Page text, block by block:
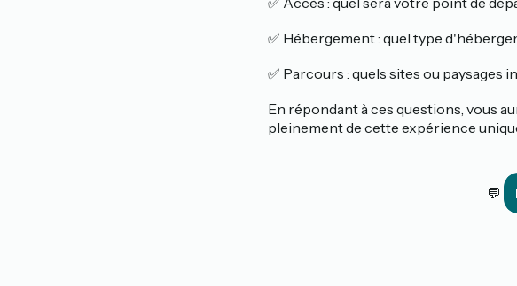
✅ Hébergement : quel type
✅ Parcours : quels sites ou
En répondant à ces questions, vous
pleinement de cette expérience unique
💬